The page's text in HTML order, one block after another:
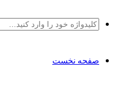
صفحه نخست